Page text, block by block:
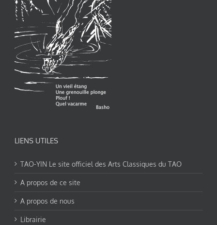
LIENS UTILES
TAO-YIN Le site officiel des Arts Classiques du TAO
A propos de ce site
A propos de nous
Librairie